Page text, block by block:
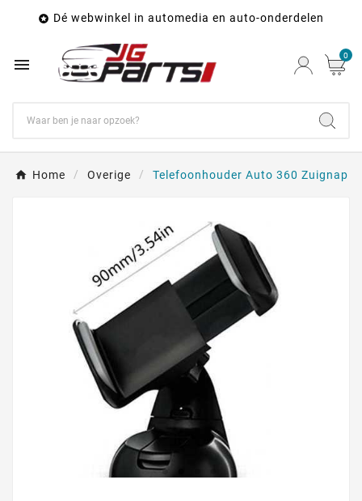
 Dé webwinkel in automedia en auto-onderdelen
 0
Home Overige Telefoonhouder Auto 360 Zuignap